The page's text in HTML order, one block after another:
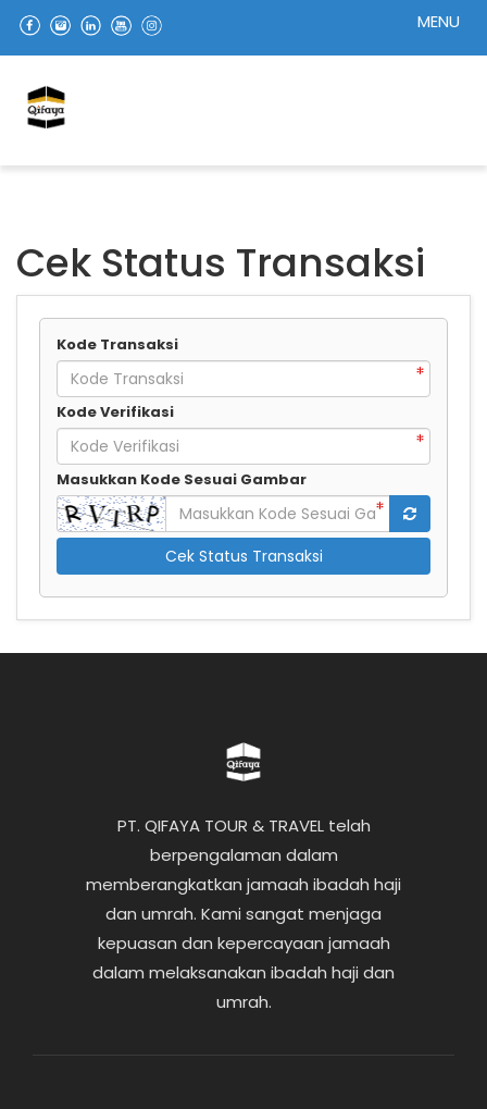
Cek Status Transaksi
Kode Transaksi
Kode Verifikasi
Masukkan Kode Sesuai Gambar
Cek Status Transaksi
PT. QIFAYA TOUR & TRAVEL telah
berpengalaman dalam
memberangkatkan jamaah ibadah haji
dan umrah. Kami sangat menjaga
kepuasan dan kepercayaan jamaah
dalam melaksanakan ibadah haji dan
umrah.
MENU